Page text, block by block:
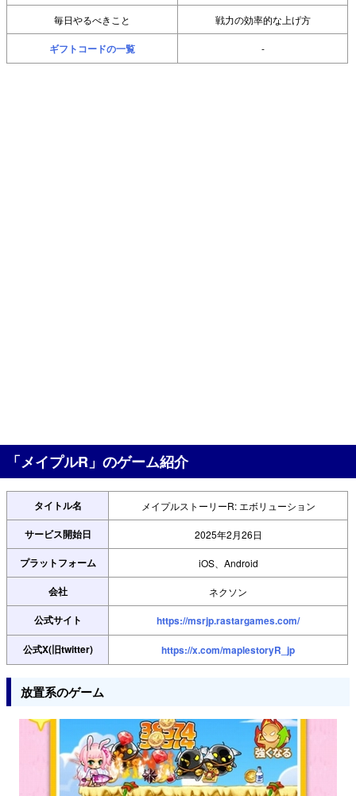
毎日やるべきこと 戦力の効率的な上げ方
ギフトコードの一覧 -
「メイプルR」のゲーム紹介
タイトル名 メイプルストーリーR: エボリューション
サービス開始日 2025年2月26日
プラットフォーム iOS、Android
会社 ネクソン
公式サイト
https://msrjp.rastargames.com/
公式X(旧twitter)
https://x.com/maplestoryR_jp
放置系のゲーム